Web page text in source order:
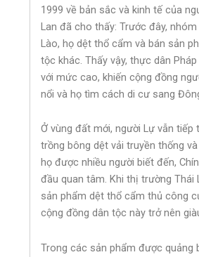
1999 về bản sắc và kinh tế của
Lan đã cho thấy: Trước đây,
Lào, họ dệt thổ cẩm và bán sản
tộc khác. Thấy vậy, thực dân
với mức cao, khiến cộng đồng
nổi và họ tìm cách di cư sang
Ở vùng đất mới, người Lự vẫn tiếp
trồng bông dệt vải truyền thống
họ được nhiều người biết đến,
đầu quan tâm. Khi thị trường Thái
sản phẩm dệt thổ cẩm thủ công
cộng đồng dân tộc này trở nên
Trong các sản phẩm được quảng